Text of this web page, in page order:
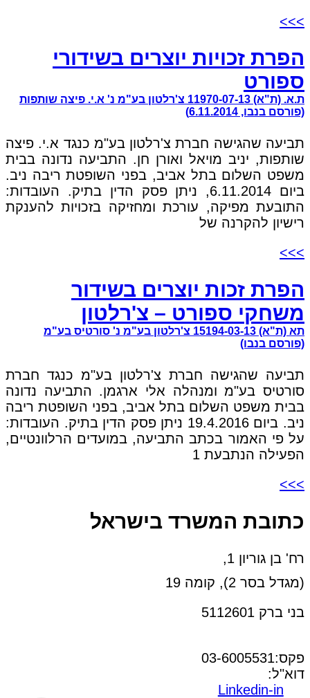
>>>
הפרת זכויות יוצרים בשידורי
ספורט
ת.א. (ת"א) 11970-07-13 צ'רלטון בע"מ נ' א.י. פיצה שותפות
(פורסם בנבו, 6.11.2014)
תביעה שהגישה חברת צ'רלטון בע"מ כנגד א.י. פיצה
שותפות, יניב מויאל ואורן חן. התביעה נדונה בבית
משפט השלום בתל אביב, בפני השופטת ריבה ניב.
ביום 6.11.2014, ניתן פסק הדין בתיק. העובדות:
התובעת מפיקה, עורכת ומחזיקה בזכויות להענקת
רישיון להקרנה של
>>>
הפרת זכות יוצרים בשידור
משחקי ספורט – צ'רלטון
תא (ת"א) 15194-03-13 צ'רלטון בע"מ נ' סורטיס בע"מ
(פורסם בנבו)
תביעה שהגישה חברת צ'רלטון בע"מ כנגד חברת
סורטיס בע"מ ומנהלה אלי ארגמן. התביעה נדונה
בבית משפט השלום בתל אביב, בפני השופטת ריבה
ניב. ביום 19.4.2016 ניתן פסק הדין בתיק. העובדות:
על פי האמור בכתב התביעה, במועדים הרלוונטיים,
הפעילה הנתבעת 1
>>>
כתובת המשרד בישראל
רח' בן גוריון 1,
(מגדל בסר 2), קומה 19
בני ברק 5112601
פקס:03-6005531
דוא"ל:
Linkedin-in